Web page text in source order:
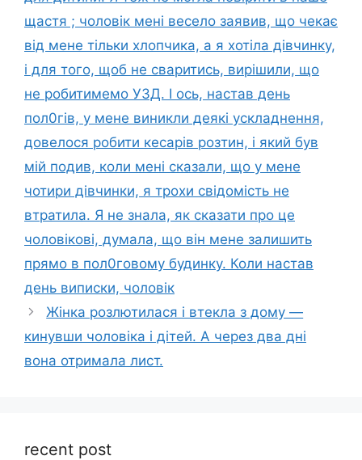
щастя ; чоловік мені весело заявив, що чекає
від мене тільки хлопчика, а я хотіла дівчинку,
і для того, щоб не сваритись, вирішили, що
не робитимемо УЗД. І ось, настав день
пол0гів, у мене виникли деякі ускладнення,
довелося робити кесарів розтин, і який був
мій подив, коли мені сказали, що у мене
чотири дівчинки, я трохи свідомість не
втратила. Я не знала, як сказати про це
чоловікові, думала, що він мене залишить
прямо в пол0говому будинку. Коли настав
день виписки, чоловік
Жінка розлютилася і втекла з дому —
кинувши чоловіка і дітей. А через два дні
вона отримала лист.
recent post